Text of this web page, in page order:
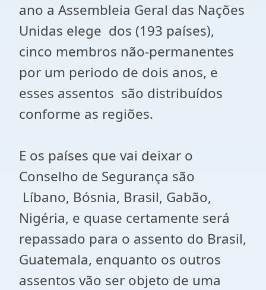
ano a Assembleia Geral das Nações
Unidas elege dos (193 países),
cinco membros não-permanentes
por um periodo de dois anos, e
esses assentos são distribuídos
conforme as regiões.
E os países que vai deixar o
Conselho de Segurança são
Líbano, Bósnia, Brasil, Gabão,
Nigéria, e quase certamente será
repassado para o assento do Brasil,
Guatemala, enquanto os outros
assentos vão ser objeto de uma